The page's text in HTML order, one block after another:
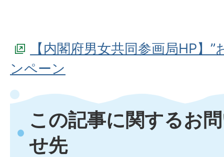
【内閣府男女共同参画局HP】
ンペーン
この記事に関するお
せ先